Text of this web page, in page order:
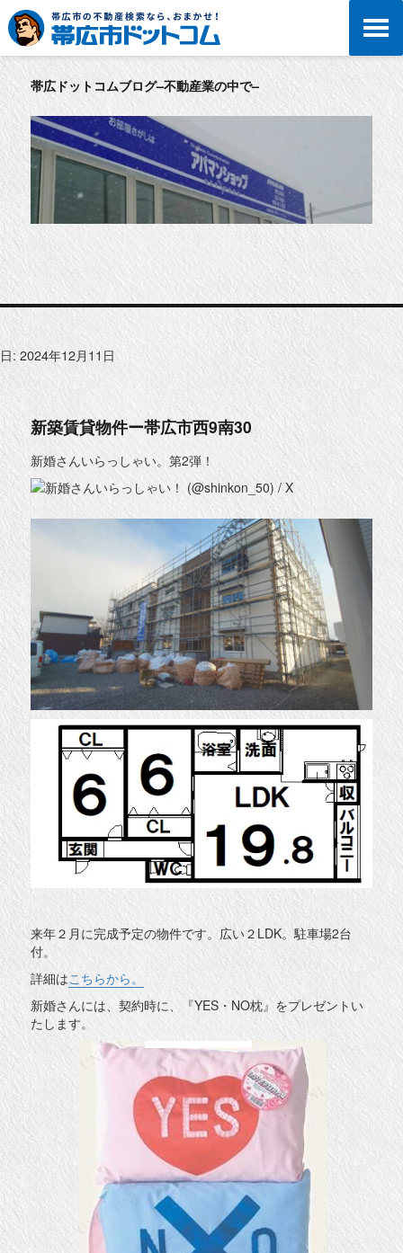
帯広ドットコムブログ–不動産業の中で–
日: 2024年12月11日
新築賃貸物件ー帯広市西9南30
新婚さんいらっしゃい。第2弾！
来年２月に完成予定の物件です。広い２LDK。駐車場2台
付。
詳細はこちらから。
新婚さんには、契約時に、『YES・NO枕』をプレゼントい
たします。